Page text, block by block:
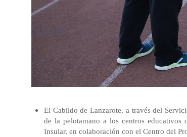
El Cabildo de Lanzarote, a través del
de la pelotamano a los centros
Insular, en colaboración con el Centro del